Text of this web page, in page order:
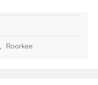
Roorkee